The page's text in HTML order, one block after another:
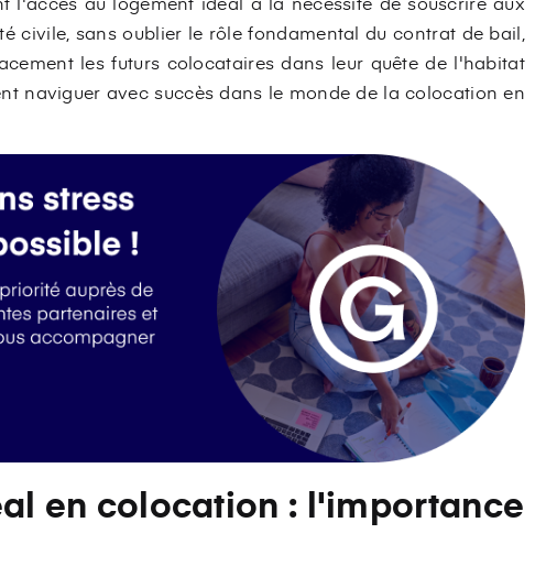
civile, sans oublier le rôle fondamental du contrat de bail,
les futurs colocataires dans leur quête de l'habitat
naviguer avec succès dans le monde de la colocation en
en colocation : l'importance